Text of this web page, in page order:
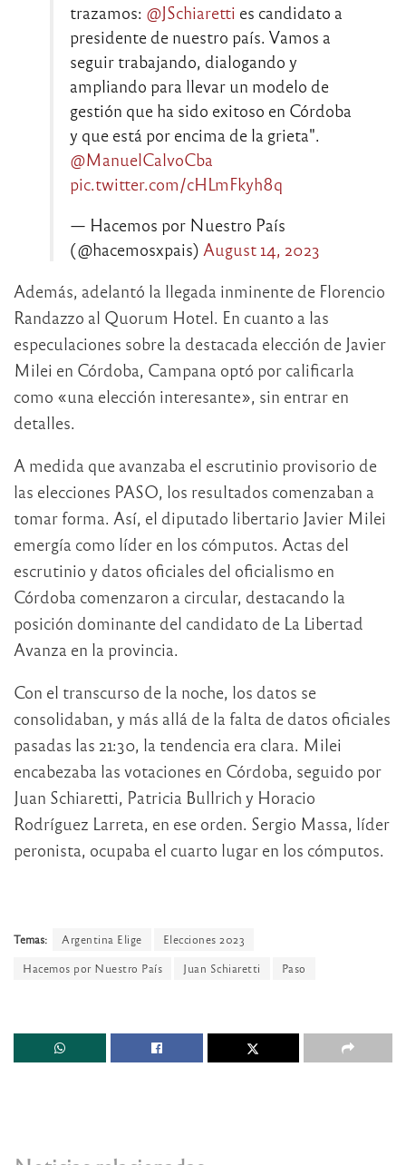
trazamos: @JSchiaretti es candidato a
presidente de nuestro país. Vamos a
seguir trabajando, dialogando y
ampliando para llevar un modelo de
gestión que ha sido exitoso en Córdoba
y que está por encima de la grieta".
@ManuelCalvoCba
pic.twitter.com/cHLmFkyh8q
— Hacemos por Nuestro País
(@hacemosxpais) August 14, 2023
Además, adelantó la llegada inminente de Florencio
Randazzo al Quorum Hotel. En cuanto a las
especulaciones sobre la destacada elección de Javier
Milei en Córdoba, Campana optó por calificarla
como «una elección interesante», sin entrar en
detalles.
A medida que avanzaba el escrutinio provisorio de
las elecciones PASO, los resultados comenzaban a
tomar forma. Así, el diputado libertario Javier Milei
emergía como líder en los cómputos. Actas del
escrutinio y datos oficiales del oficialismo en
Córdoba comenzaron a circular, destacando la
posición dominante del candidato de La Libertad
Avanza en la provincia.
Con el transcurso de la noche, los datos se
consolidaban, y más allá de la falta de datos oficiales
pasadas las 21:30, la tendencia era clara. Milei
encabezaba las votaciones en Córdoba, seguido por
Juan Schiaretti, Patricia Bullrich y Horacio
Rodríguez Larreta, en ese orden. Sergio Massa, líder
peronista, ocupaba el cuarto lugar en los cómputos.
Temas: Argentina Elige
Elecciones 2023
Hacemos por Nuestro País
Juan Schiaretti Paso